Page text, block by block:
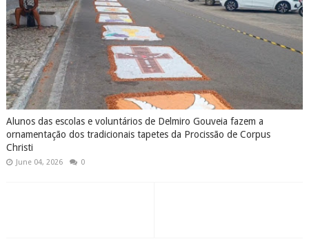
Alunos das escolas e voluntários de Delmiro Gouveia fazem a
ornamentação dos tradicionais tapetes da Procissão de Corpus
Christi
June 04, 2026 0